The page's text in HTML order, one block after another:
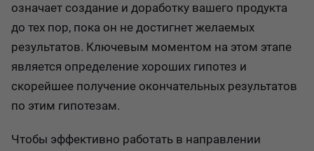
означает создание и доработку вашего продукта
до тех пор, пока он не достигнет желаемых
результатов. Ключевым моментом на этом этапе
является определение хороших гипотез и
скорейшее получение окончательных результатов
по этим гипотезам.
Чтобы эффективно работать в направлении